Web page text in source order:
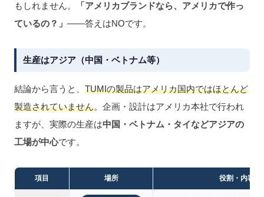
もしれません。
「アメリカブランドなら、アメリカで作っ
ているの？」 ——答えはNOです。
生産はアジア（中国・ベトナム等）
結論から言うと、 TUMIの製品はアメリカ国内ではほとんど
製造されていません。企画・設計はアメリカ本社で行われ
ますが、実際の生産は中国・ベトナム・タイなどアジアの
工場が中心です。
項目 場所 役割・内容